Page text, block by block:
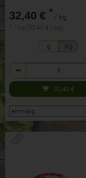
32,40 € * / kg
1 * kg (32,40 € / kg)
g Kg
Anzahl
32,40 €